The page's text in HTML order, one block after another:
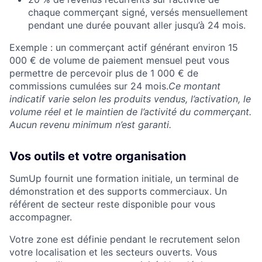
chaque commerçant signé, versés mensuellement
pendant une durée pouvant aller jusqu’à 24 mois.
Exemple : un commerçant actif générant environ 15
000 € de volume de paiement mensuel peut vous
permettre de percevoir plus de 1 000 € de
commissions cumulées sur 24 mois.Ce montant
indicatif varie selon les produits vendus, l’activation, le
volume réel et le maintien de l’activité du commerçant.
Aucun revenu minimum n’est garanti.
Vos outils et votre organisation
SumUp fournit une formation initiale, un terminal de
démonstration et des supports commerciaux. Un
référent de secteur reste disponible pour vous
accompagner.
Votre zone est définie pendant le recrutement selon
votre localisation et les secteurs ouverts. Vous